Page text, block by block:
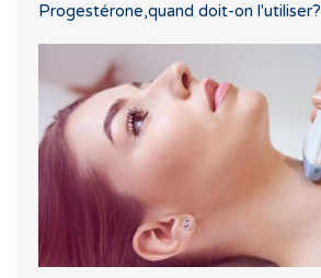
Progestérone,quand doit-on l'utiliser?